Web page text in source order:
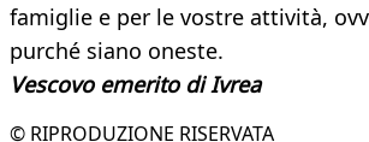
famiglie e per le vostre attività,
purché siano oneste.
Vescovo emerito di Ivrea
© RIPRODUZIONE RISERVATA